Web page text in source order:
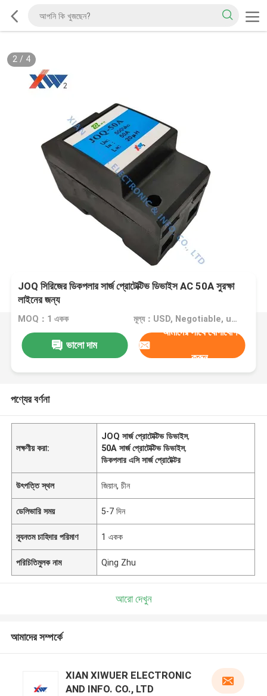
2/ 4
JOQ সিরিজের ডিকপলার সার্জ প্রোটেক্টিভ ডিভাইস AC 50A সুরক্ষা
লাইনের জন্য
MOQ：1 একক মূল্য：USD, Negotiable, unit
ভালো দাম
আমাদের সাথে যোগাযোগ
করুন
পণ্যের বর্ণনা
লক্ষণীয় করা:
JOQ সার্জ প্রোটেক্টিভ ডিভাইস,
50A সার্জ প্রোটেক্টিভ ডিভাইস,
ডিকপলার এসি সার্জ প্রোটেক্টর
উৎপত্তি স্থল জিয়ান, চীন
ডেলিভারি সময় 5-7 দিন
ন্যূনতম চাহিদার পরিমাণ 1 একক
পরিচিতিমুলক নাম Qing Zhu
আরো দেখুন
আমাদের সম্পর্কে
XIAN XIWUER ELECTRONIC
AND INFO. CO., LTD